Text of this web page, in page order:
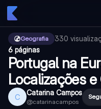
Geografia 330
6 páginas
Portugal na
Localizações
C Catarina Campos
@catarinacampos